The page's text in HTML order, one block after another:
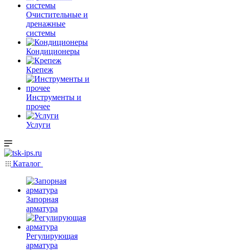
Очистительные и
дренажные
системы
Кондиционеры
Крепеж
Инструменты и
прочее
Услуги
Каталог
Запорная
арматура
Регулирующая
арматура